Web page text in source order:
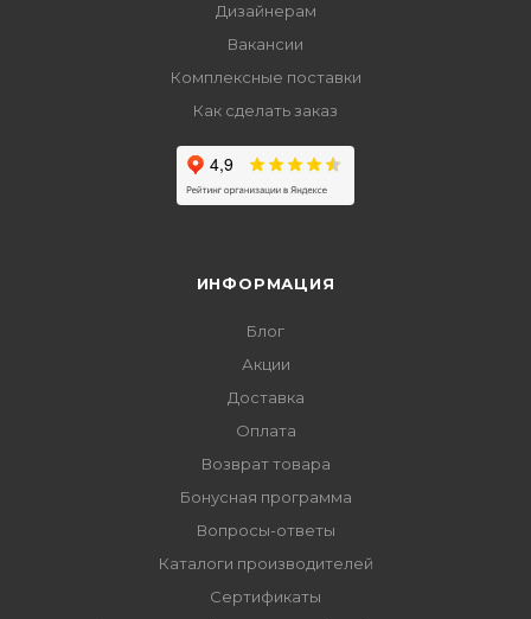
Дизайнерам
Вакансии
Комплексные поставки
Как сделать заказ
ИНФОРМАЦИЯ
Блог
Акции
Доставка
Оплата
Возврат товара
Бонусная программа
Вопросы-ответы
Каталоги производителей
Сертификаты